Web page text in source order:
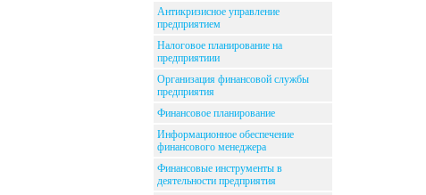
Антикризисное управление
предприятием
Налоговое планирование на
предприятиии
Организация финансовой службы
предприятия
Финансовое планирование
Информационное обеспечение
финансового менеджера
Финансовые инструменты в
деятельности предприятия